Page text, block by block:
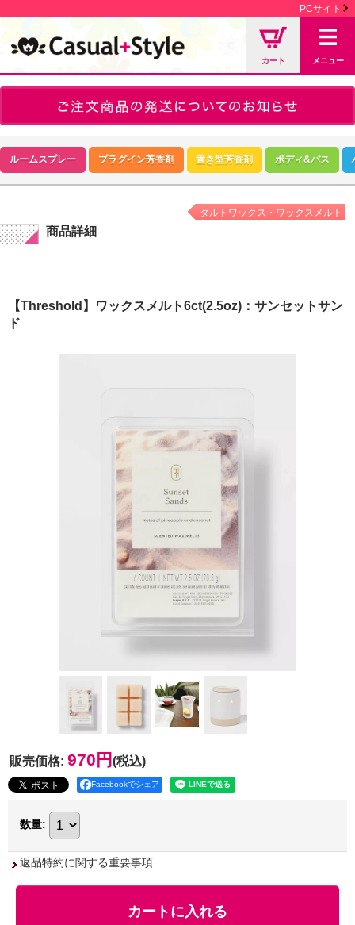
PCサイト
カート メニュー
ルームスプレー プラグイン芳香剤 置き型芳香剤 ボディ&バス
商品詳細
タルトワックス・ワックスメルト
【Threshold】ワックスメルト6ct(2.5oz)：サンセットサン
ド
販売価格: 970円 (税込)
Facebookでシェア
数量:
返品特約に関する重要事項